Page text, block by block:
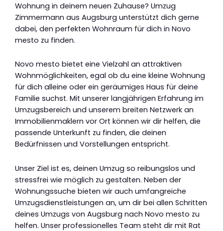
Wohnung in deinem neuen Zuhause? Umzug
Zimmermann aus Augsburg unterstützt dich gerne
dabei, den perfekten Wohnraum für dich in Novo
mesto zu finden.
Novo mesto bietet eine Vielzahl an attraktiven
Wohnmöglichkeiten, egal ob du eine kleine Wohnung
für dich alleine oder ein geräumiges Haus für deine
Familie suchst. Mit unserer langjährigen Erfahrung im
Umzugsbereich und unserem breiten Netzwerk an
Immobilienmaklern vor Ort können wir dir helfen, die
passende Unterkunft zu finden, die deinen
Bedürfnissen und Vorstellungen entspricht.
Unser Ziel ist es, deinen Umzug so reibungslos und
stressfrei wie möglich zu gestalten. Neben der
Wohnungssuche bieten wir auch umfangreiche
Umzugsdienstleistungen an, um dir bei allen Schritten
deines Umzugs von Augsburg nach Novo mesto zu
helfen. Unser professionelles Team steht dir mit Rat